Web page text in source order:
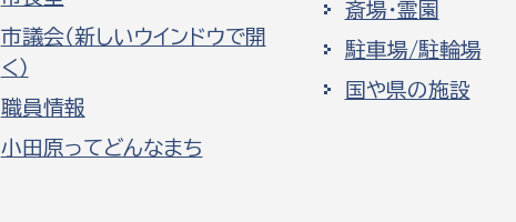
市議会（新しいウインドウで開
く）
職員情報
小田原ってどんなまち
斎場・霊園
駐車場/駐輪場
国や県の施設